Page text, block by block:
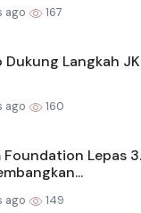
ago 167
Dukung Langkah
ago 160
Lepas
ago 149